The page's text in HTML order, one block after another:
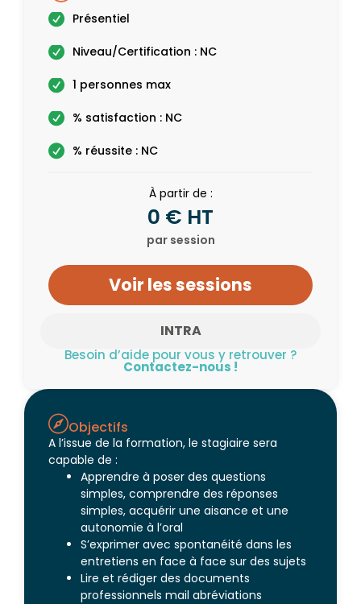
Objectifs
A l’issue de la formation, le stagiaire sera
capable de :
Apprendre à poser des questions
simples, comprendre des réponses
simples, acquérir une aisance et une
autonomie à l’oral
S’exprimer avec spontanéité dans les
entretiens en face à face sur des sujets
Lire et rédiger des documents
professionnels mail abréviations
INTRA
Présentiel
Niveau/Certification : NC
1 personnes max
% satisfaction : NC
% réussite : NC
À partir de :
0 € HT
par session
Voir les sessions
Besoin d’aide pour vous y retrouver ?
Contactez-nous !